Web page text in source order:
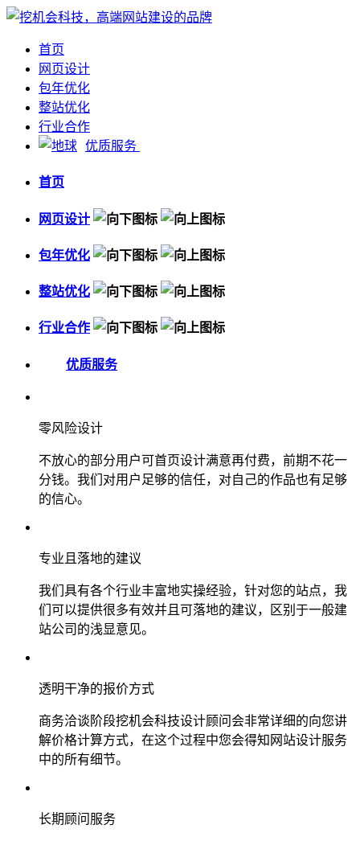
首页
网页设计
包年优化
整站优化
行业合作
优质服务
首页
网页设计
包年优化
整站优化
行业合作
优质服务
零风险设计
不放心的部分用户可首页设计满意再付费，前期不花一
分钱。我们对用户足够的信任，对自己的作品也有足够
的信心。
专业且落地的建议
我们具有各个行业丰富地实操经验，针对您的站点，我
们可以提供很多有效并且可落地的建议，区别于一般建
站公司的浅显意见。
透明干净的报价方式
商务洽谈阶段挖机会科技设计顾问会非常详细的向您讲
解价格计算方式，在这个过程中您会得知网站设计服务
中的所有细节。
长期顾问服务